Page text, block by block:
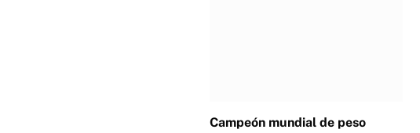
Campeón mundial de peso